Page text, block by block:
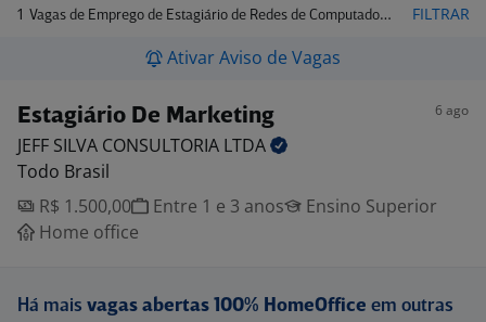
1 Vagas de Emprego de Estagiário de Redes de Computadores em Manaus - AM FILTRAR
Ativar Aviso de Vagas
Estagiário De Marketing 6 ago
JEFF SILVA CONSULTORIA LTDA
Todo Brasil
R$ 1.500,00
Entre 1 e 3 anos
Ensino Superior
Home office
Há mais vagas abertas 100% HomeOffice em outras